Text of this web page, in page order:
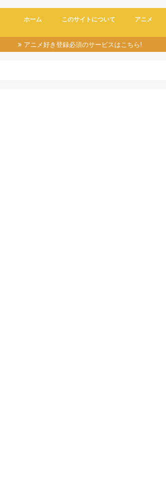
ホーム このサイトについて アニメ
アニメ好き登録必須のサービスはこちら!